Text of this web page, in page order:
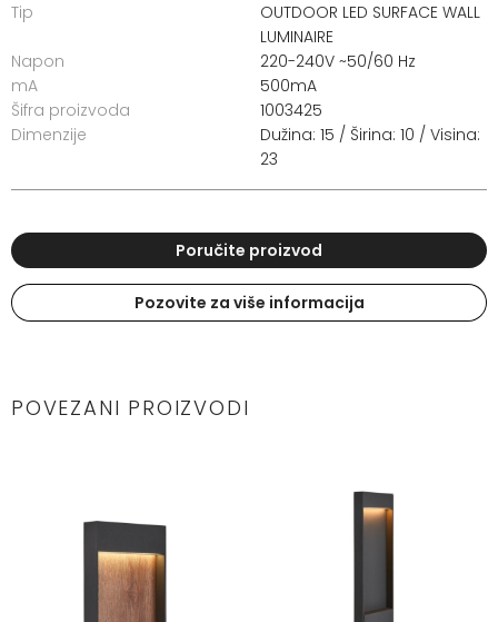
Tip
OUTDOOR LED SURFACE WALL
LUMINAIRE
Napon
220-240V ~50/60 Hz
mA
500mA
Šifra proizvoda
1003425
Dimenzije
Dužina: 15 / Širina: 10 / Visina:
23
Poručite proizvod
Pozovite za više informacija
POVEZANI PROIZVODI